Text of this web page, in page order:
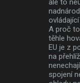
A proč
těhle
EU je z
na
spojení